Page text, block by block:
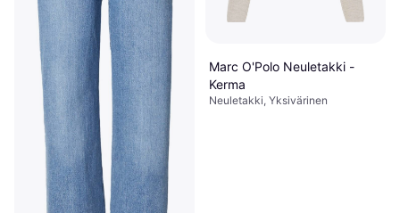
Marc O'Polo Neuletakki -
Kerma
Neuletakki, Yksivärinen